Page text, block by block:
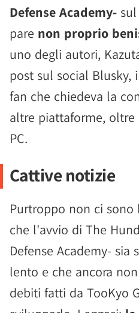
Defense Academy-
pare non proprio
uno degli autori,
post sul social Blusky,
fan che chiedeva la
altre piattaforme,
PC.
Cattive notizie
Purtroppo non ci sono
che l'avvio di The
Defense Academy- sia
lento e che ancora
debiti fatti da TooKyo